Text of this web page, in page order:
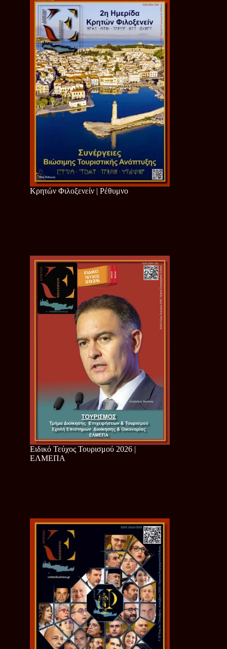
Κρητών Φιλοξενείν | Ρέθυμνο
Ειδικό Τεύχος Τουρισμού 2026 |
ΕΛΜΕΠΑ